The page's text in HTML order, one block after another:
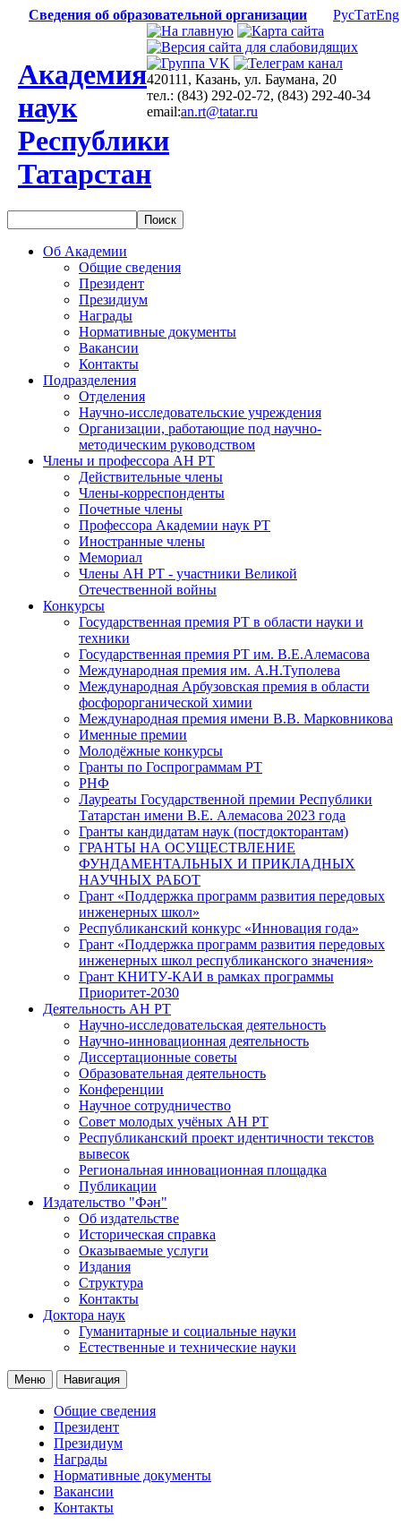
Сведения об образовательной организации РусТатEng
Академия
наук
Республики
Татарстан
420111, Казань, ул. Баумана, 20
тел.: (843) 292-02-72, (843) 292-40-34
email:an.rt@tatar.ru
Об Академии
Общие сведения
Президент
Президиум
Награды
Нормативные документы
Вакансии
Контакты
Подразделения
Отделения
Научно-исследовательские учреждения
Организации, работающие под научно-
методическим руководством
Члены и профессора АН РТ
Действительные члены
Члены-корреспонденты
Почетные члены
Профессора Академии наук РТ
Иностранные члены
Мемориал
Члены АН РТ - участники Великой
Отечественной войны
Конкурсы
Государственная премия РТ в области науки и
техники
Государственная премия РТ им. В.Е.Алемасова
Международная премия им. А.Н.Туполева
Международная Арбузовская премия в области
фосфорорганической химии
Международная премия имени В.В. Марковникова
Именные премии
Молодёжные конкурсы
Гранты по Госпрограммам РТ
РНФ
Лауреаты Государственной премии Республики
Татарстан имени В.Е. Алемасова 2023 года
Гранты кандидатам наук (постдокторантам)
ГРАНТЫ НА ОСУЩЕСТВЛЕНИЕ
ФУНДАМЕНТАЛЬНЫХ И ПРИКЛАДНЫХ
НАУЧНЫХ РАБОТ
Грант «Поддержка программ развития передовых
инженерных школ»
Республиканский конкурс «Инновация года»
Грант «Поддержка программ развития передовых
инженерных школ республиканского значения»
Грант КНИТУ-КАИ в рамках программы
Приоритет-2030
Деятельность АН РТ
Научно-исследовательская деятельность
Научно-инновационная деятельность
Диссертационные советы
Образовательная деятельность
Конференции
Научное сотрудничество
Совет молодых учёных АН РТ
Республиканский проект идентичности текстов
вывесок
Региональная инновационная площадка
Публикации
Издательство "Фән"
Об издательстве
Историческая справка
Оказываемые услуги
Издания
Структура
Контакты
Доктора наук
Гуманитарные и социальные науки
Естественные и технические науки
Меню Навигация
Общие сведения
Президент
Президиум
Награды
Нормативные документы
Вакансии
Контакты